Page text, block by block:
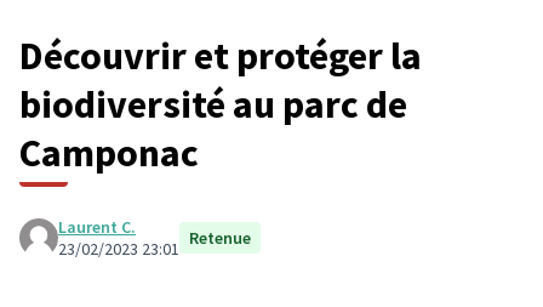
Découvrir et protéger la
biodiversité au parc de
Camponac
Laurent C.
23/02/2023 23:01 Retenue